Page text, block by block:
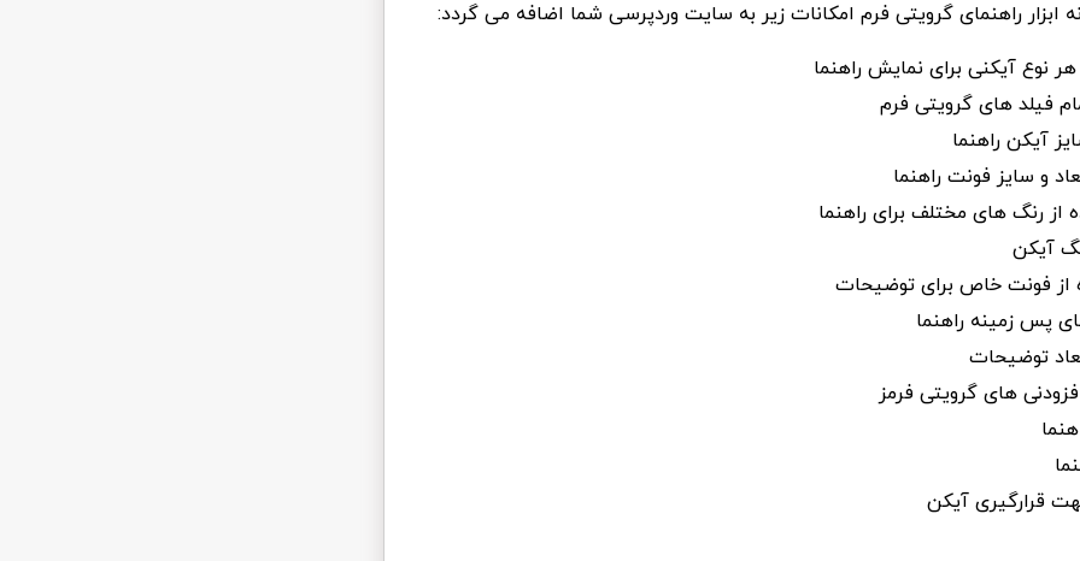
ابزار راهنمای گرویتی فرم امکانات زیر به سایت وردپرسی شما اضافه می گردد:
نوع آیکنی برای نمایش راهنما
فیلد های گرویتی فرم
آیکن راهنما
و سایز فونت راهنما
از رنگ های مختلف برای راهنما
آیکن
از فونت خاص برای توضیحات
پس زمینه راهنما
توضیحات
های گرویتی فرمز
قرارگیری آیکن